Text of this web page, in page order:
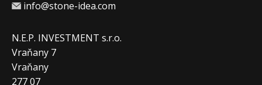
info@stone-idea.com
N.E.P. INVESTMENT s.r.o.
Vraňany 7
Vraňany
277 07